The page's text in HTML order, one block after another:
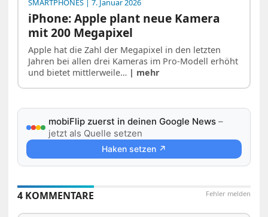
SMARTPHONES | 7. Januar 2026
iPhone: Apple plant neue Kamera
mit 200 Megapixel
Apple hat die Zahl der Megapixel in den letzten
Jahren bei allen drei Kameras im Pro-Modell erhöht
und bietet mittlerweile… | mehr
mobiFlip zuerst in deinen Google News –
jetzt als Quelle setzen
Haken setzen ↗
Fehler melden
4 KOMMENTARE